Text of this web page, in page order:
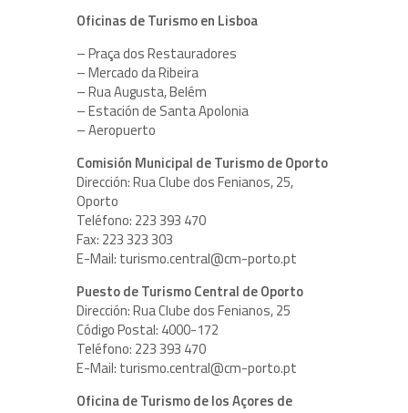
Oficinas de Turismo en Lisboa
– Praça dos Restauradores
– Mercado da Ribeira
– Rua Augusta, Belém
– Estación de Santa Apolonia
– Aeropuerto
Comisión Municipal de Turismo de Oporto
Dirección: Rua Clube dos Fenianos, 25,
Oporto
Teléfono: 223 393 470
Fax: 223 323 303
E-Mail: turismo.central@cm-porto.pt
Puesto de Turismo Central de Oporto
Dirección: Rua Clube dos Fenianos, 25
Código Postal: 4000-172
Teléfono: 223 393 470
E-Mail: turismo.central@cm-porto.pt
Oficina de Turismo de los Açores de